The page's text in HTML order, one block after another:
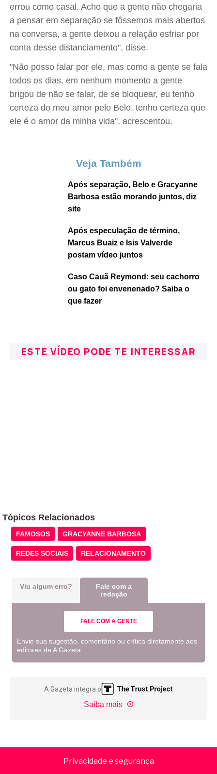
errou como casal. Acho que a gente não chegaria
a pensar em separação se fôssemos mais abertos
na conversa, a gente deixou a relação esfriar por
conta desse distanciamento", disse.
"Não posso falar por ele, mas como a gente se fala
todos os dias, em nenhum momento a gente
brigou de não se falar, de se bloquear, eu tenho
certeza do meu amor pelo Belo, tenho certeza que
ele é o amor da minha vida", acrescentou.
Veja Também
Após separação, Belo e Gracyanne
Barbosa estão morando juntos, diz
site
Após especulação de término,
Marcus Buaiz e Isis Valverde
postam vídeo juntos
Caso Cauã Reymond: seu cachorro
ou gato foi envenenado? Saiba o
que fazer
ESTE VÍDEO PODE TE INTERESSAR
Tópicos Relacionados
FAMOSOS GRACYANNE BARBOSA
REDES SOCIAIS RELACIONAMENTO
Viu algum erro?
Fale com a
redação
FALE COM A GENTE
Envie sua sugestão, comentário ou crítica diretamente aos
editores de A Gazeta
A Gazeta integra o
Saiba mais
Privacidade e segurança